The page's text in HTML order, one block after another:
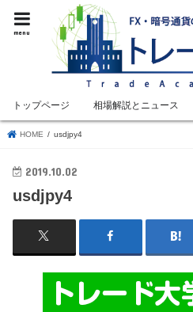
menu
トップページ 相場解説とニュース
HOME usdjpy4
2019.10.02
usdjpy4